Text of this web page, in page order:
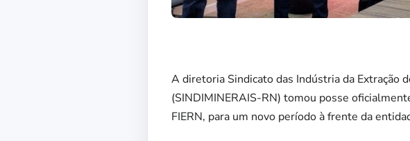
A diretoria Sindicato das Indústria da Extração
(SINDIMINERAIS-RN) tomou posse
FIERN, para um novo período à frente da